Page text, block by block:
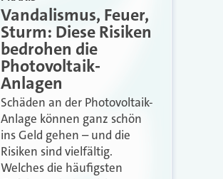
Vandalismus, Feuer,
Sturm: Diese Risiken
bedrohen die
Photovoltaik-
Anlagen
Schäden an der Photovoltaik-
Anlage können ganz schön
ins Geld gehen – und die
Risiken sind vielfältig.
Welches die häufigsten